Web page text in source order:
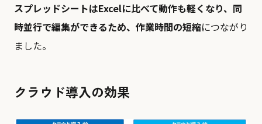
スプレッドシートはExcelに比べて動作も軽くなり、同
時並行で編集ができるため、作業時間の短縮につながり
ました。
クラウド導⼊の効果